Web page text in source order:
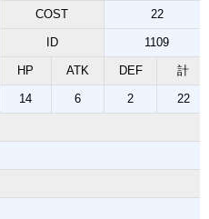
COST 22
ID 1109
HP ATK DEF 計
14 6 2 22